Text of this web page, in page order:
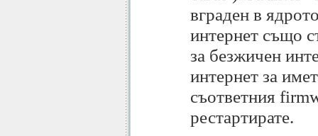
вграден в
интернет също
за безжичен
интернет за
съответния
рестартирате.